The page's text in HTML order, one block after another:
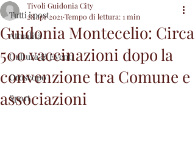
Tutti i post
Attualità
Cultura & Eventi
Oroscopo
Sport
Guidonia Montecelio: Circa
500 vaccinazioni dopo la
convenzione tra Comune e
associazioni
Tivoli Guidonia City
28 apr 2021 Tempo di lettura: 1 min